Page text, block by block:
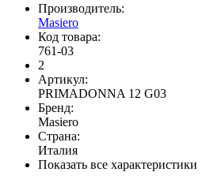
Производитель:
Masiero
Код товара:
761-03
2
Артикул:
PRIMADONNA 12 G03
Бренд:
Masiero
Страна:
Италия
Показать все характеристики